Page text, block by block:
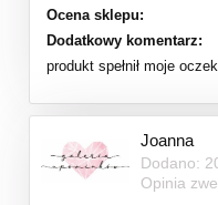
Ocena sklepu:
Dodatkowy komentarz:
produkt spełnił moje
Joanna
Dodano:
Opinia